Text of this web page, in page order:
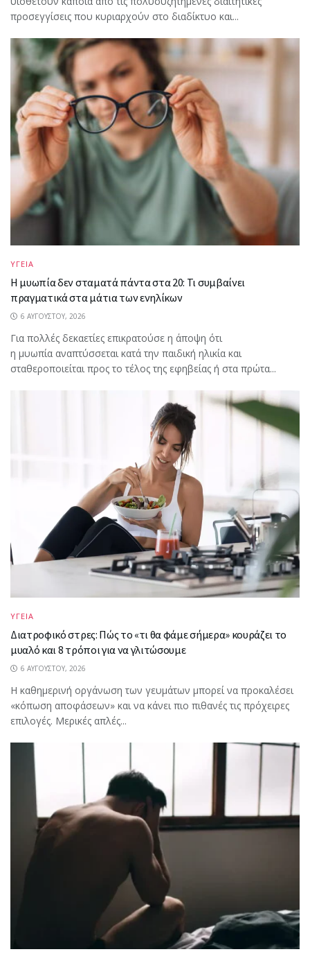
προσεγγίσεις που κυριαρχούν στο διαδίκτυο και...
ΥΓΕΙΑ
Η μυωπία δεν σταματά πάντα στα 20: Τι συμβαίνει
πραγματικά στα μάτια των ενηλίκων
6 ΑΥΓΟΎΣΤΟΥ, 2026
Για πολλές δεκαετίες επικρατούσε η άποψη ότι
η μυωπία αναπτύσσεται κατά την παιδική ηλικία και
σταθεροποιείται προς το τέλος της εφηβείας ή στα πρώτα...
ΥΓΕΙΑ
Διατροφικό στρες: Πώς το «τι θα φάμε σήμερα» κουράζει το
μυαλό και 8 τρόποι για να γλιτώσουμε
6 ΑΥΓΟΎΣΤΟΥ, 2026
Η καθημερινή οργάνωση των γευμάτων μπορεί να προκαλέσει
«κόπωση αποφάσεων» και να κάνει πιο πιθανές τις πρόχειρες
επιλογές. Μερικές απλές...